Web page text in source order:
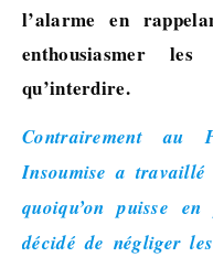
l’alarme en
enthousiasmer
qu’interdire.
Contrairement au
Insoumise a
quoiqu’on puisse
décidé de négliger